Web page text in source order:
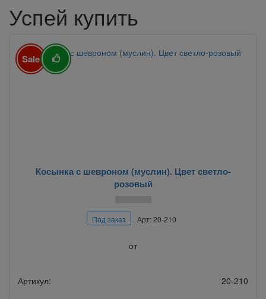
Успей купить
Sale
Косынка с шевроном (муслин). Цвет светло-
розовый
Под заказ Арт: 20-210
от
Артикул: 20-210